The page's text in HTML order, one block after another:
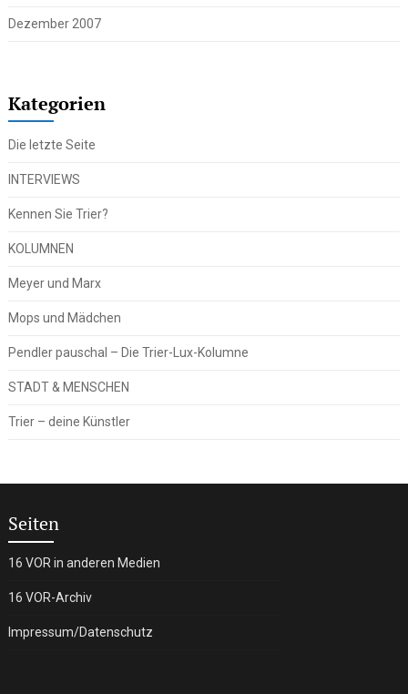
Dezember 2007
Kategorien
Die letzte Seite
INTERVIEWS
Kennen Sie Trier?
KOLUMNEN
Meyer und Marx
Mops und Mädchen
Pendler pauschal – Die Trier-Lux-Kolumne
STADT & MENSCHEN
Trier – deine Künstler
Seiten
16 VOR in anderen Medien
16 VOR-Archiv
Impressum/Datenschutz